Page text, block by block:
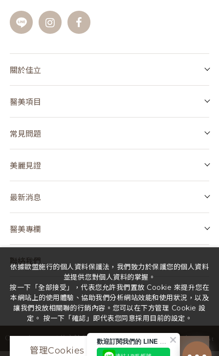
關於佳立
醫美項目
常見問題
美麗見證
最新消息
醫美專欄
聯絡我們
Copyright © 2026 佳立診所 All Rights Reserved. Design by iBest
依據歐盟施行的個人資料保護法，我們致力於保護您的個人資料
並提供您對個人資料的掌握。
按一下「全部接受」，代表您允許我們置放 Cookie 來提升您在
本網站上的使用體驗、協助我們分析網站效能和使用狀況，以及
讓我們投放相關聯的行銷內容。您可以在下方管理 Cookie 設
定。 按一下「確認」即代表您同意採用目前的設定。
管理Cookies 全部接受
歡迎訂閱我們的 LINE 官方帳號